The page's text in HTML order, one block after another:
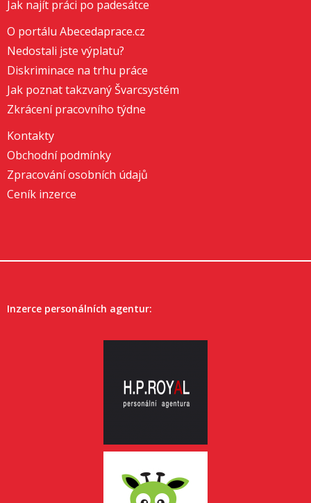
Jak najít práci po padesátce
O portálu Abecedaprace.cz
Nedostali jste výplatu?
Diskriminace na trhu práce
Jak poznat takzvaný Švarcsystém
Zkrácení pracovního týdne
Kontakty
Obchodní podmínky
Zpracování osobních údajů
Ceník inzerce
Inzerce personálních agentur: